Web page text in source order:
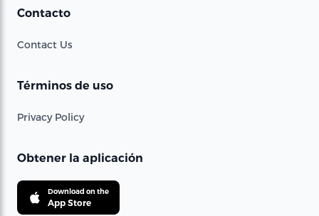
Contacto
Contact Us
Términos de uso
Privacy Policy
Obtener la aplicación
Download on the
App Store